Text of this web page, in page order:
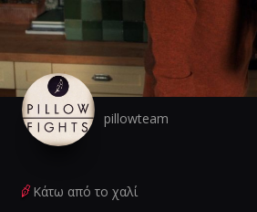
pillowteam
Κάτω από το χαλί